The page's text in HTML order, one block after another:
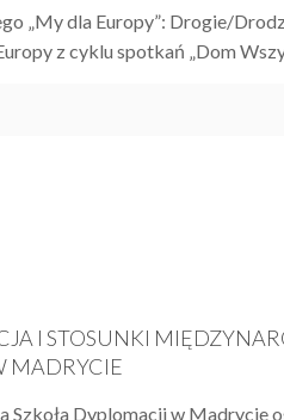
„My dla Europy”: Drogie/
z cyklu spotkań „Dom
I STOSUNKI
MADRYCIE
Dyplomacji w Madrycie